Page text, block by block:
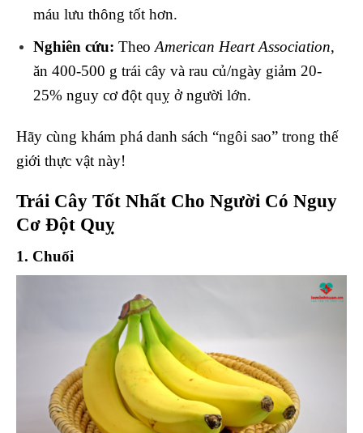
máu lưu thông tốt hơn.
Nghiên cứu: Theo American Heart Association,
ăn 400-500 g trái cây và rau củ/ngày giảm 20-
25% nguy cơ đột quỵ ở người lớn.
Hãy cùng khám phá danh sách “ngôi sao” trong thế
giới thực vật này!
Trái Cây Tốt Nhất Cho Người Có Nguy
Cơ Đột Quỵ
1. Chuối